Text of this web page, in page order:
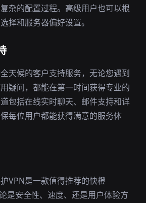
杂的配置过程。高级用户也可以根
择和服务器偏好设置。
天候的客户支持服务，无论您遇到
疑问，都能在第一时间获得专业的
包括在线实时聊天、邮件支持和详
每位用户都能获得满意的服务体
VPN是一款值得推荐的快橙
是安全性、速度、还是用户体验方